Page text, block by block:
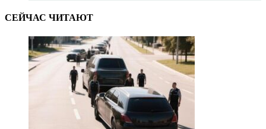
СЕЙЧАС ЧИТАЮТ